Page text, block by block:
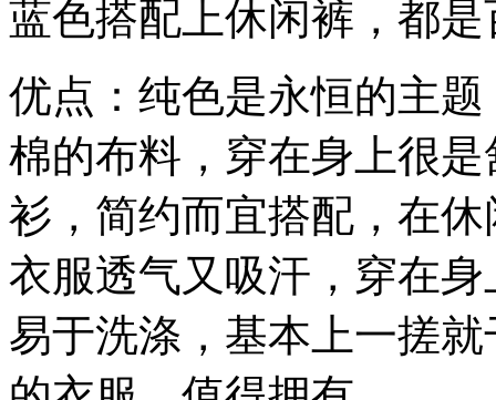
蓝色搭配上休闲裤，都是
优点：纯色是永恒的主
棉的布料，穿在身上很
衫，简约而宜搭配，在
衣服透气又吸汗，穿在
易于洗涤，基本上一搓